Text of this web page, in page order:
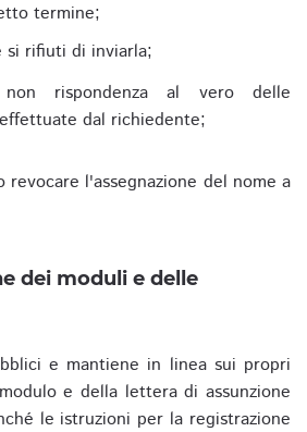
termine;
si rifiuti di inviarla;
rispondenza al vero delle
dal richiedente;
l'assegnazione del nome a
dei moduli e delle
e mantiene in linea sui propri
e della lettera di assunzione
le istruzioni per la registrazione